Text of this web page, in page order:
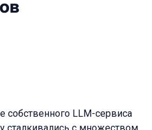
собственного LLM-сервиса